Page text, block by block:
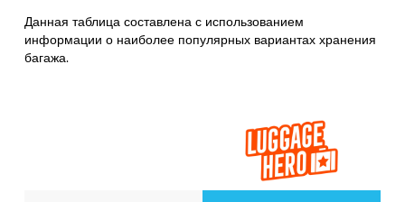
Данная таблица составлена с использованием
информации о наиболее популярных вариантах хранения
багажа.